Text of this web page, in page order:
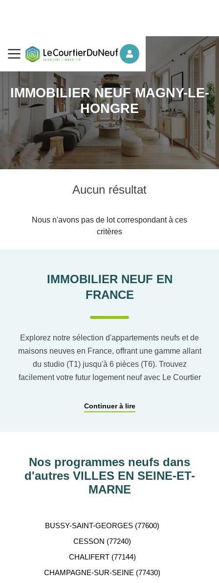
IMMOBILIER NEUF MAGNY-LE-
HONGRE
Aucun résultat
Nous n'avons pas de lot correspondant à ces
critères
IMMOBILIER NEUF EN
FRANCE
Explorez notre sélection d'appartements neufs et de
maisons neuves en France, offrant une gamme allant
du studio (T1) jusqu'à 6 pièces (T6). Trouvez
facilement votre futur logement neuf avec Le Courtier
pour affiner vos critères. Vous pourrez également
ACCOMPAGNEMENT
PERSONNALISÉ
Notre équipe de conseillers se tient gratuitement à
votre disposition pour vous aider dans votre
Continuer à lire
Nos programmes neufs dans
d'autres VILLES EN SEINE-ET-
MARNE
BUSSY-SAINT-GEORGES (77600)
CESSON (77240)
CHALIFERT (77144)
CHAMPAGNE-SUR-SEINE (77430)